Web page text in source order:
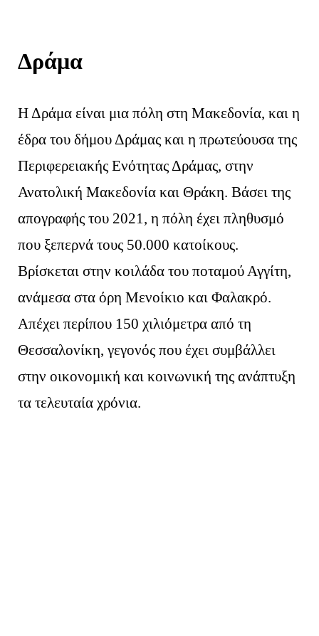
Δράμα
Η Δράμα είναι μια πόλη στη Μακεδονία, και η
έδρα του δήμου Δράμας και η πρωτεύουσα της
Περιφερειακής Ενότητας Δράμας, στην
Ανατολική Μακεδονία και Θράκη. Βάσει της
απογραφής του 2021, η πόλη έχει πληθυσμό
που ξεπερνά τους 50.000 κατοίκους.
Βρίσκεται στην κοιλάδα του ποταμού Αγγίτη,
ανάμεσα στα όρη Μενοίκιο και Φαλακρό.
Απέχει περίπου 150 χιλιόμετρα από τη
Θεσσαλονίκη, γεγονός που έχει συμβάλλει
στην οικονομική και κοινωνική της ανάπτυξη
τα τελευταία χρόνια.